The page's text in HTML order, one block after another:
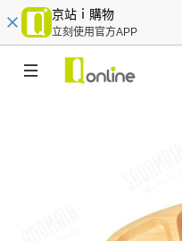
京站ｉ購物
立刻使用官方APP